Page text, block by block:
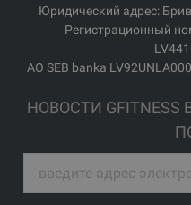
Юридический адрес:
Регистрационный
АО SEB banka
НОВОСТИ